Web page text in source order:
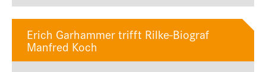
Erich Garhammer trifft Rilke-Biograf
Manfred Koch